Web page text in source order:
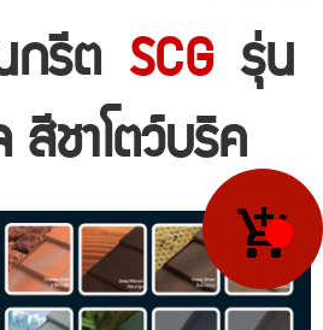
กรีต SCG รุ่น
สีชาโตว์บริค